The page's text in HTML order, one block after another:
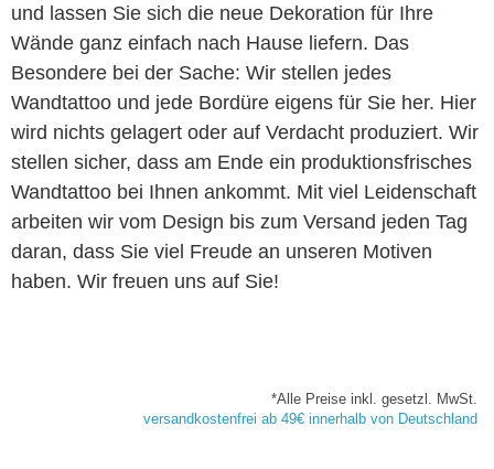
und lassen Sie sich die neue Dekoration für Ihre
Wände ganz einfach nach Hause liefern. Das
Besondere bei der Sache: Wir stellen jedes
Wandtattoo und jede Bordüre eigens für Sie her. Hier
wird nichts gelagert oder auf Verdacht produziert. Wir
stellen sicher, dass am Ende ein produktionsfrisches
Wandtattoo bei Ihnen ankommt. Mit viel Leidenschaft
arbeiten wir vom Design bis zum Versand jeden Tag
daran, dass Sie viel Freude an unseren Motiven
haben. Wir freuen uns auf Sie!
*Alle Preise inkl. gesetzl. MwSt.
versandkostenfrei ab 49€ innerhalb von Deutschland